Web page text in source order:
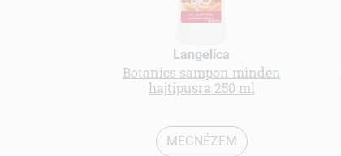
Langelica
Botanics sampon minden
hajtípusra 250 ml
MEGNÉZEM